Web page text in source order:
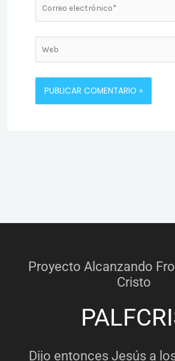
Correo
electrónico*
Web
Proyecto Alcanzando
Cristo
Dijo entonces Jesús a